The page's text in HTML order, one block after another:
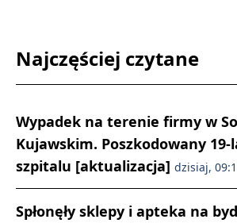
Najczęściej czytane
Wypadek na terenie firmy w
Kujawskim. Poszkodowany 19-
szpitalu [aktualizacja] dzisiaj,
Spłonęły sklepy i apteka na